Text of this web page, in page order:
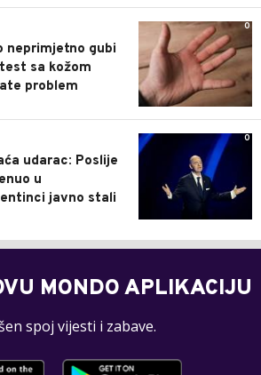
0
neprimjetno gubi
sa kožom
problem
0
udarac: Poslije
u
javno stali
MONDO APLIKACIJU
spoj vijesti i zabave.